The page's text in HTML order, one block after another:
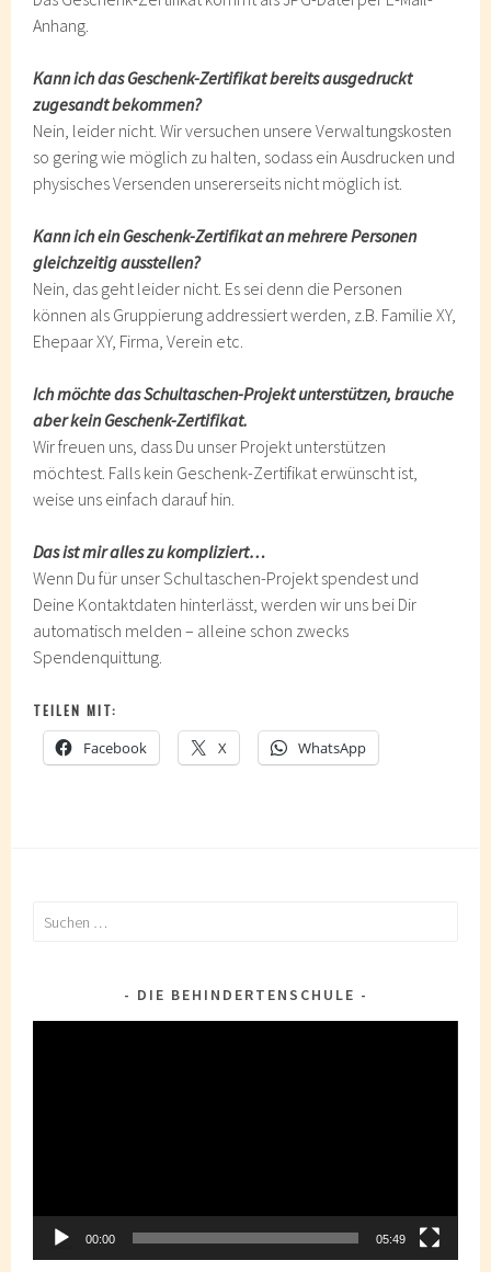
Anhang.
Kann ich das Geschenk-Zertifikat bereits ausgedruckt
zugesandt bekommen?
Nein, leider nicht. Wir versuchen unsere Verwaltungskosten
so gering wie möglich zu halten, sodass ein Ausdrucken und
physisches Versenden unsererseits nicht möglich ist.
Kann ich ein Geschenk-Zertifikat an mehrere Personen
gleichzeitig ausstellen?
Nein, das geht leider nicht. Es sei denn die Personen
können als Gruppierung addressiert werden, z.B. Familie XY,
Ehepaar XY, Firma, Verein etc.
Ich möchte das Schultaschen-Projekt unterstützen, brauche
aber kein Geschenk-Zertifikat.
Wir freuen uns, dass Du unser Projekt unterstützen
möchtest. Falls kein Geschenk-Zertifikat erwünscht ist,
weise uns einfach darauf hin.
Das ist mir alles zu kompliziert…
Wenn Du für unser Schultaschen-Projekt spendest und
Deine Kontaktdaten hinterlässt, werden wir uns bei Dir
automatisch melden – alleine schon zwecks
Spendenquittung.
TEILEN MIT:
Facebook X WhatsApp
Suchen
DIE BEHINDERTENSCHULE
00:00 05:49